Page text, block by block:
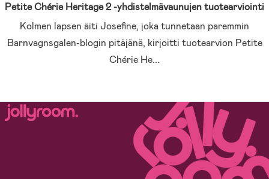
Petite Chérie Heritage 2 -yhdistelmävaunujen tuotearviointi
Kolmen lapsen äiti Josefine, joka tunnetaan paremmin
Barnvagnsgalen-blogin pitäjänä, kirjoitti tuotearvion Petite
Chérie He...